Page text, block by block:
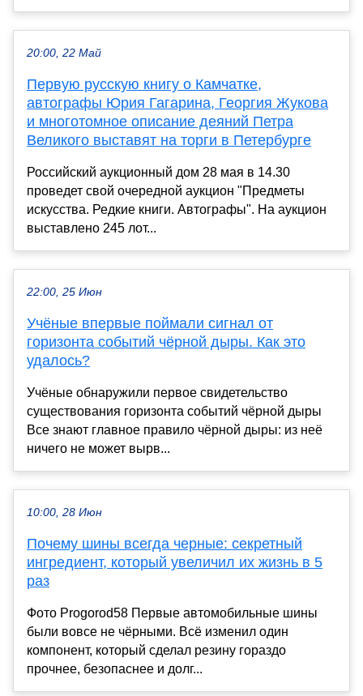
20:00, 22 Май
Первую русскую книгу о Камчатке,
автографы Юрия Гагарина, Георгия Жукова
и многотомное описание деяний Петра
Великого выставят на торги в Петербурге
Российский аукционный дом 28 мая в 14.30
проведет свой очередной аукцион "Предметы
искусства. Редкие книги. Автографы". На аукцион
выставлено 245 лот...
22:00, 25 Июн
Учёные впервые поймали сигнал от
горизонта событий чёрной дыры. Как это
удалось?
Учёные обнаружили первое свидетельство
существования горизонта событий чёрной дыры
Все знают главное правило чёрной дыры: из неё
ничего не может вырв...
10:00, 28 Июн
Почему шины всегда черные: секретный
ингредиент, который увеличил их жизнь в 5
раз
Фото Progorod58 Первые автомобильные шины
были вовсе не чёрными. Всё изменил один
компонент, который сделал резину гораздо
прочнее, безопаснее и долг...